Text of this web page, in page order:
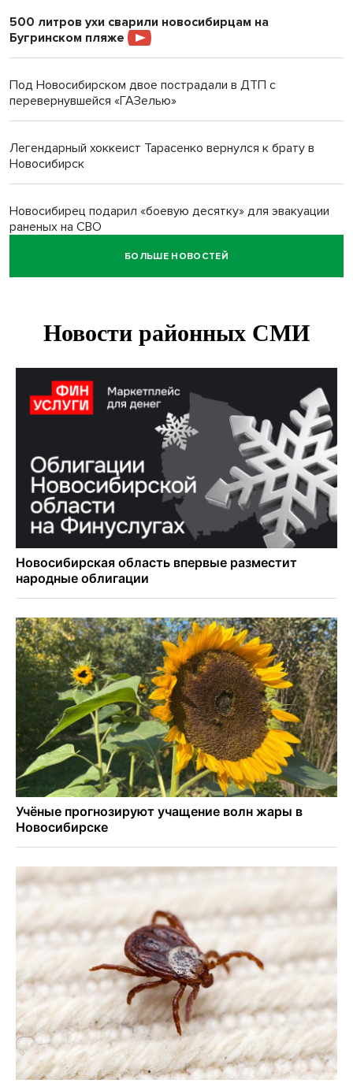
500 литров ухи сварили новосибирцам на
Бугринском пляже
Под Новосибирском двое пострадали в ДТП с
перевернувшейся «ГАЗелью»
Легендарный хоккеист Тарасенко вернулся к брату в
Новосибирск
Новосибирец подарил «боевую десятку» для эвакуации
раненых на СВО
БОЛЬШЕ НОВОСТЕЙ